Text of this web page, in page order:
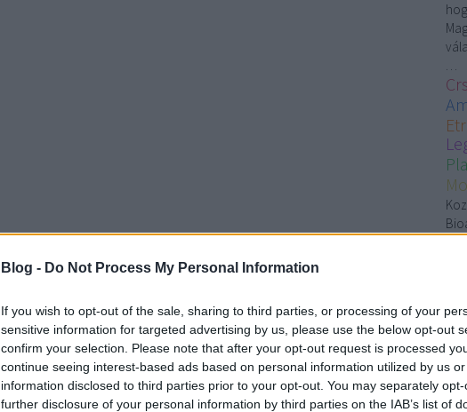
Blog - Do Not Process My Personal Information
If you wish to opt-out of the sale, sharing to third parties, or processing of your
sensitive information for targeted advertising by us, please use the below opt-out
confirm your selection. Please note that after your opt-out request is processed
continue seeing interest-based ads based on personal information utilized by us
information disclosed to third parties prior to your opt-out. You may separately
further disclosure of your personal information by third parties on the IAB’s list of
…